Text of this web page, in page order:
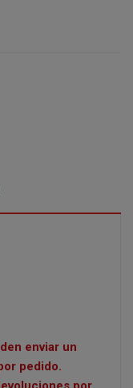
enviar un
pedido.